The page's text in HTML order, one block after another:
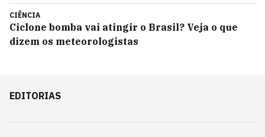
CIÊNCIA
Ciclone bomba vai atingir o Brasil? Veja o que
dizem os meteorologistas
EDITORIAS